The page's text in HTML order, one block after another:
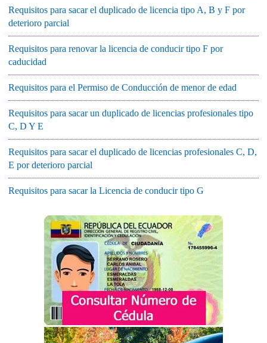
Requisitos para sacar el duplicado de licencia tipo A, B y F por
deterioro parcial
Requisitos para renovar la licencia de conducir tipo F por
caducidad
Requisitos para el Permiso de Conducción de menor de edad
Requisitos para sacar un duplicado de licencias profesionales tipo
C, D Y E
Requisitos para sacar el duplicado de licencias profesionales C, D,
E por deterioro parcial
Requisitos para sacar la Licencia de conducir tipo G